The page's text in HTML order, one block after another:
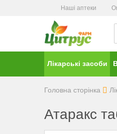
Наші аптеки
Лікарські засоби
Головна сторінка
Атаракс